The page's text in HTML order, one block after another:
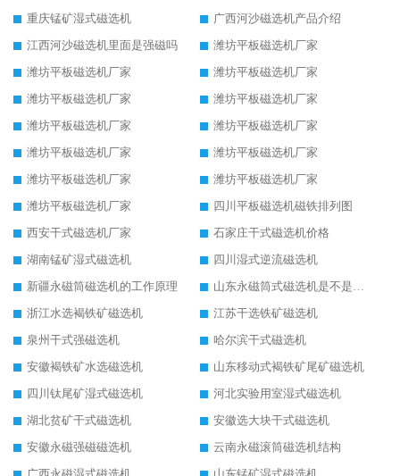
重庆锰矿湿式磁选机
广西河沙磁选机产品介绍
江西河沙磁选机里面是强磁吗
潍坊平板磁选机厂家
潍坊平板磁选机厂家
潍坊平板磁选机厂家
潍坊平板磁选机厂家
潍坊平板磁选机厂家
潍坊平板磁选机厂家
潍坊平板磁选机厂家
潍坊平板磁选机厂家
潍坊平板磁选机厂家
潍坊平板磁选机厂家
潍坊平板磁选机厂家
潍坊平板磁选机厂家
四川平板磁选机磁铁排列图
西安干式磁选机厂家
石家庄干式磁选机价格
湖南锰矿湿式磁选机
四川湿式逆流磁选机
新疆永磁筒磁选机的工作原理
山东永磁筒式磁选机是不是强磁
浙江水选褐铁矿磁选机
江苏干选铁矿磁选机
泉州干式强磁选机
哈尔滨干式磁选机
安徽褐铁矿水选磁选机
山东移动式褐铁矿尾矿磁选机
四川钛尾矿湿式磁选机
河北实验用室湿式磁选机
湖北贫矿干式磁选机
安徽选大块干式磁选机
安徽永磁强磁磁选机
云南永磁滚筒磁选机结构